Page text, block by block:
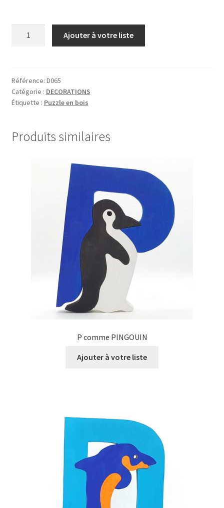
POMMES
Ajouter à votre liste
Référence: D065
Catégorie : DECORATIONS
Étiquette : Puzzle en bois
Produits similaires
P comme PINGOUIN
Ajouter à votre liste